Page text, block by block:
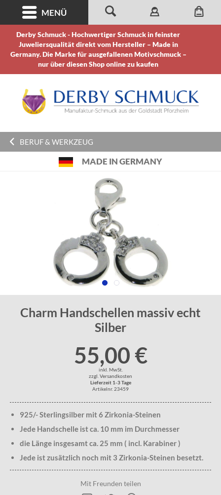
Derby Schmuck - Hochwertiger Schmuck in feinster
Juweliersqualität direkt vom Hersteller – Made in
Germany. Die Marke für ausgefallenen Motivschmuck –
nur über diesen Shop online zu kaufen
MENÜ
BERUF & WERKZEUG
MADE IN GERMANY
Charm Handschellen massiv echt
Silber
55,00 €
inkl. MwSt.
zzgl. Versandkosten
Lieferzeit 1-3 Tage
Artikelnr. 23459
925/- Sterlingsilber mit 6 Zirkonia-Steinen
Jede Handschelle ist ca. 10 mm im Durchmesser
die Länge insgesamt ca. 25 mm ( incl. Karabiner )
Jede ist zusätzlich noch mit 3 Zirkonia-Steinen besetzt.
Mit Freunden teilen